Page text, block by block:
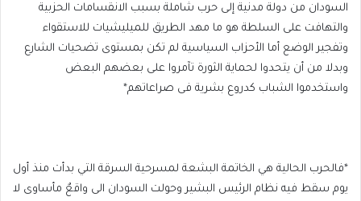
السودان من دولة مدنية إلى حرب شاملة بسبب الانقسامات الحزبية
والتهافت على السلطة هو ما مهد الطريق للميليشيات للاستقواء
وتفجير الوضع أما الأحزاب السياسية لم تكن بمستوى تضحيات الشارع
وبدلا من أن يتحدوا لحماية الثورة تآمروا على بعضهم البعض
واستخدموا الشباب كدروع بشرية فى صراعاتهم*
*فالحرب الحالية هي الخاتمة البشعة لمسرحية السرقة التي بدأت منذ أول
يوم سقط فيه نظام الرئيس البشير وحولت السودان الى واقعٌ مأساوى لا